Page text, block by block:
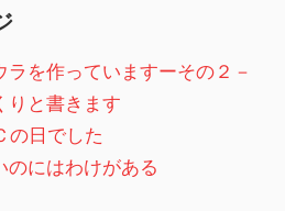
ラを作っていますーその２－
りと書きます
の日でした
のにはわけがある